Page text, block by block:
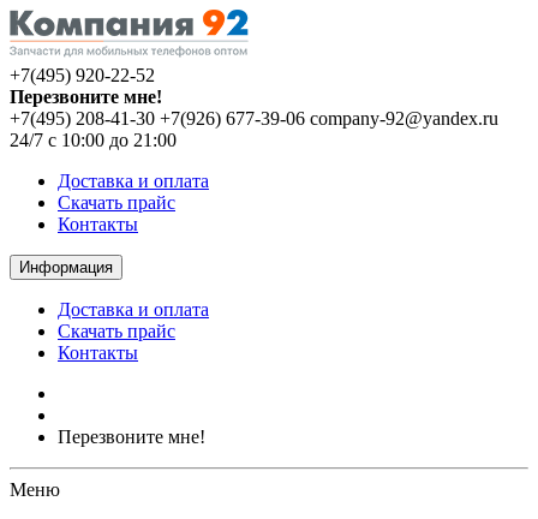
+7(495) 920-22-52
Перезвоните мне!
+7(495) 208-41-30 +7(926) 677-39-06 company-92@yandex.ru
24/7 с 10:00 до 21:00
Доставка и оплата
Скачать прайс
Контакты
Информация
Доставка и оплата
Скачать прайс
Контакты
Перезвоните мне!
Меню